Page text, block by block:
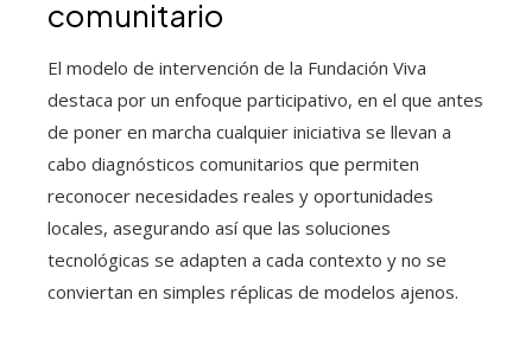
comunitario
El modelo de intervención de la Fundación Viva
destaca por un enfoque participativo, en el que antes
de poner en marcha cualquier iniciativa se llevan a
cabo diagnósticos comunitarios que permiten
reconocer necesidades reales y oportunidades
locales, asegurando así que las soluciones
tecnológicas se adapten a cada contexto y no se
conviertan en simples réplicas de modelos ajenos.